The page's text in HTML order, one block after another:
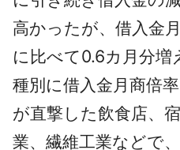
高かったが、借入金
に比べて0.6カ月分
種別に借入金月商倍
が直撃した飲食店、
業、繊維工業などで